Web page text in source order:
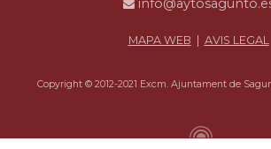
MAPA WEB | AVIS LEGAL
Copyright © 2012-2021 Excm. Ajuntament de